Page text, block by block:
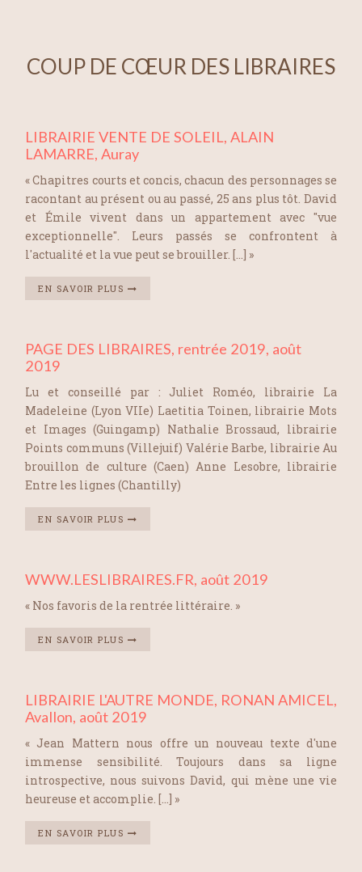
COUP DE CŒUR DES LIBRAIRES
LIBRAIRIE VENTE DE SOLEIL, ALAIN
LAMARRE, Auray
« Chapitres courts et concis, chacun des personnages se
racontant au présent ou au passé, 25 ans plus tôt. David
et Émile vivent dans un appartement avec "vue
exceptionnelle". Leurs passés se confrontent à
l'actualité et la vue peut se brouiller. […] »
EN SAVOIR PLUS
PAGE DES LIBRAIRES, rentrée 2019, août
2019
Lu et conseillé par : Juliet Roméo, librairie La
Madeleine (Lyon VIIe) Laetitia Toinen, librairie Mots
et Images (Guingamp) Nathalie Brossaud, librairie
Points communs (Villejuif) Valérie Barbe, librairie Au
brouillon de culture (Caen) Anne Lesobre, librairie
Entre les lignes (Chantilly)
EN SAVOIR PLUS
WWW.LESLIBRAIRES.FR, août 2019
« Nos favoris de la rentrée littéraire. »
EN SAVOIR PLUS
LIBRAIRIE L'AUTRE MONDE, RONAN AMICEL,
Avallon, août 2019
« Jean Mattern nous offre un nouveau texte d'une
immense sensibilité. Toujours dans sa ligne
introspective, nous suivons David, qui mène une vie
heureuse et accomplie. […] »
EN SAVOIR PLUS